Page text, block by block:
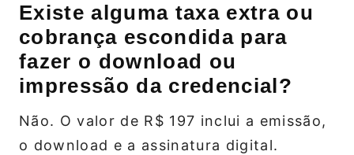
Existe alguma taxa extra ou
cobrança escondida para
fazer o download ou
impressão da credencial?
Não. O valor de R$ 197 inclui a emissão,
o download e a assinatura digital.